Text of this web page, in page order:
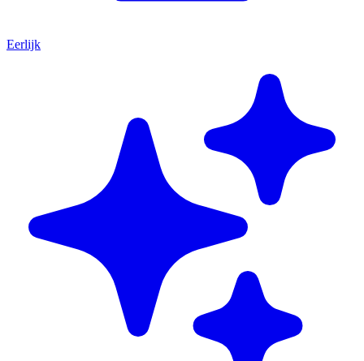
Eerlijk